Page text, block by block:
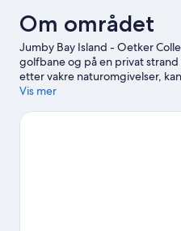
Om området
Jumby Bay Island - Oetker
golfbane og på en privat strand
etter vakre naturomgivelser,
Beach og Jolly Beach. Reiser
Området byr på vannaktiviteter
Vis mer